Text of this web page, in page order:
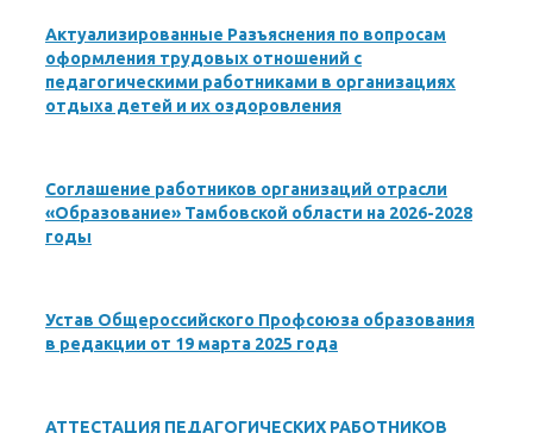
Актуализированные Разъяснения по вопросам
оформления трудовых отношений с
педагогическими работниками в организациях
отдыха детей и их оздоровления
Соглашение работников организаций отрасли
«Образование» Тамбовской области на 2026-2028
годы
Устав Общероссийского Профсоюза образования
в редакции от 19 марта 2025 года
АТТЕСТАЦИЯ ПЕДАГОГИЧЕСКИХ РАБОТНИКОВ